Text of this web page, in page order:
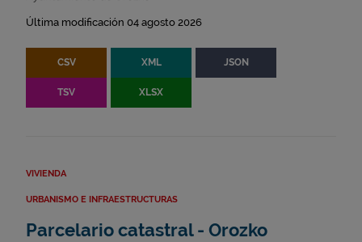
Última modificación 04 agosto 2026
CSV XML JSON
TSV XLSX
VIVIENDA
URBANISMO E INFRAESTRUCTURAS
Parcelario catastral - Orozko